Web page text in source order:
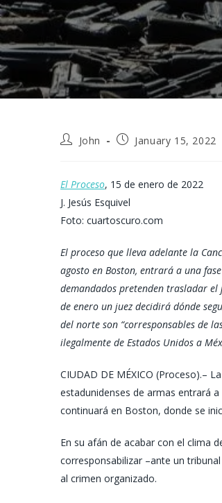
PostJohn
PostJanuary 15, 2022
El Proceso, 15 de enero de 2022
J. Jesús Esquivel
Foto: cuartoscuro.com
El proceso que lleva adelante la
agosto en Boston, entrará a una
demandados pretenden trasladar
de enero un juez decidirá dónde
del norte son “corresponsables de
ilegalmente de Estados Unidos a
CIUDAD DE MÉXICO (Proceso).–
estadunidenses de armas entrará
continuará en Boston, donde se
En su afán de acabar con el clima
corresponsabilizar –ante un
al crimen organizado.